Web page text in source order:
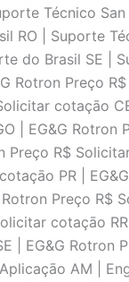
Técnico
RO | Suporte
do Brasil SE |
Rotron Preço
cotaçāo
| EG&G Rotron
R$
PR |
Preço R$
cotaçāo
| EG&G Rotron
AM |